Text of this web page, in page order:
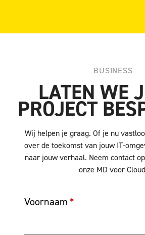
BUSINESS
LATEN WE
PROJECT
Wij helpen je graag. Of je nu
over de toekomst van jouw IT-
naar jouw verhaal. Neem contact
onze MD voor